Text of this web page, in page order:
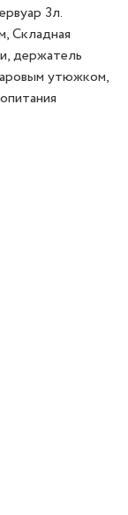
3л.
Складная
держатель
утюжком,